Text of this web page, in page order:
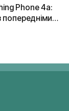
Phone 4a:
попередніми